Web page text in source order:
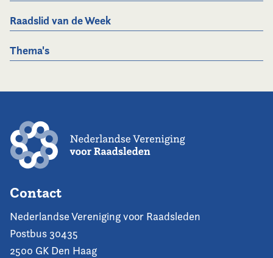
Raadslid van de Week
Thema's
Contact
Nederlandse Vereniging voor Raadsleden
Postbus 30435
2500 GK Den Haag